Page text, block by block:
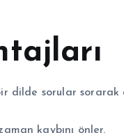
dilde sorular sorarak
kaybını önler.